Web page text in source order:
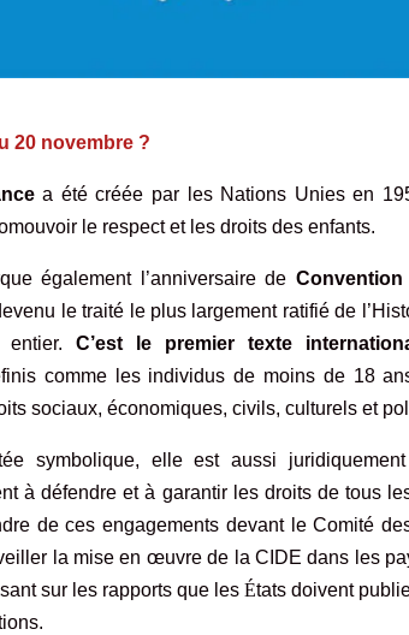
20 novembre ?
a été créée par les Nations Unies en
le respect et les droits des enfants.
également l’anniversaire de
le traité le plus largement ratifié de
entier.C’est le premier texte
comme les individus de moins de 18
sociaux, économiques, civils, culturels et
symbolique, elle est aussi
à défendre et à garantir les droits de tous
de ces engagements devant le Comité
la mise en œuvre de la CIDE dans les
sur les rapports que lesÉtats doivent